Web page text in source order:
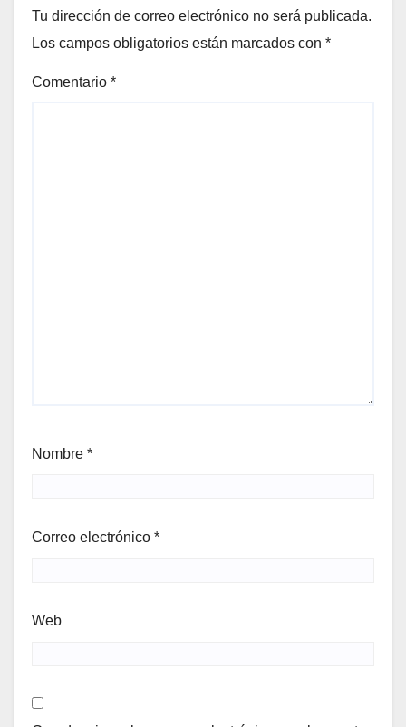
Tu dirección de correo electrónico no será publicada.
Los campos obligatorios están marcados con *
Comentario *
Nombre *
Correo electrónico *
Web